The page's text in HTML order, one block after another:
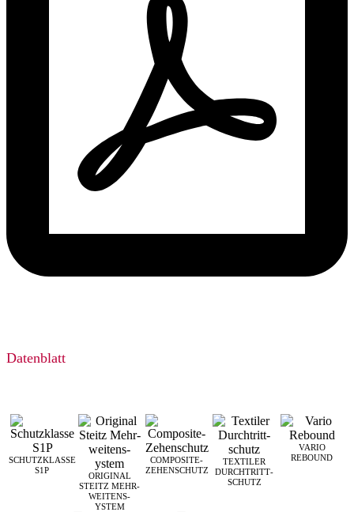
Datenblatt
SCHUTZKLASSE
S1P
ORIGINAL
STEITZ MEHR­
WEITEN­S­
YSTEM
COMPOSITE-
ZEHENSCHUTZ
TEXTILER
DURCHTRITT­
SCHUTZ
VARIO
REBOUND